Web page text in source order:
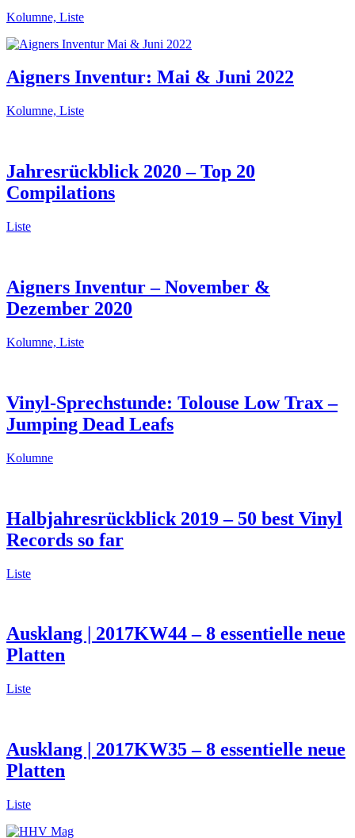
Kolumne, Liste
Aigners Inventur: Mai & Juni 2022
Kolumne, Liste
Jahresrückblick 2020 – Top 20
Compilations
Liste
Aigners Inventur – November &
Dezember 2020
Kolumne, Liste
Vinyl-Sprechstunde: Tolouse Low Trax –
Jumping Dead Leafs
Kolumne
Halbjahresrückblick 2019 – 50 best Vinyl
Records so far
Liste
Ausklang | 2017KW44 – 8 essentielle neue
Platten
Liste
Ausklang | 2017KW35 – 8 essentielle neue
Platten
Liste